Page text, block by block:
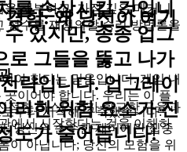
를 손상시킬 것입니
있지만, 종종 업그
로 그들을 뚫고 나가
략입니다. 업그레이
러한 위험 요소가 진
도가 줄어듭니다!
해부하고, 가장 깊은 메커니
점수를 재정의할 승리 방법론을
정한 마스터리가 확고한 규율과
에서 시작한다는 것을 이해하
험: 왜 당신이 여기
야 한다는 믿음입니다. 게임 내
이어야 합니다. 우리는 이 플
부터 시작해 구축했습니다:
, 당신은 순수한 재미에만 집중
이 아닙니다; 당신의 모험을 위